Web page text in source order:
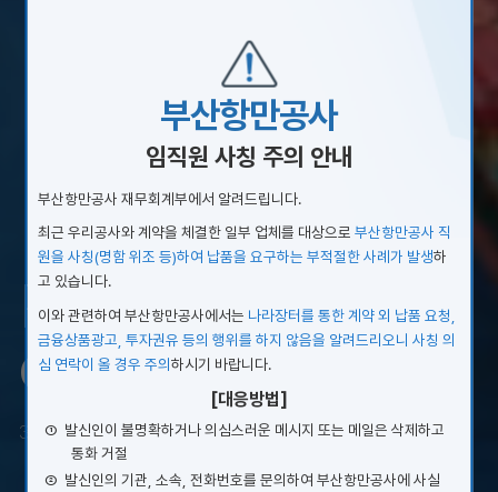
부산항만공사
임직원 사칭 주의 안내
부산항만공사 재무회계부에서 알려드립니다.
최근 우리공사와 계약을 체결한 일부 업체를 대상으로부산항만공사 직
원을 사칭(명함 위조 등)하여 납품을 요구하는 부적절한 사례가 발생하
고 있습니다.
이와 관련하여 부산항만공사에서는 나라장터를 통한 계약 외 납품 요청,
금융상품광고, 투자권유 등의 행위를 하지 않음을 알려드리오니 사칭 의
심 연락이 올 경우 주의하시기 바랍니다.
[대응방법]
① 발신인이 불명확하거나 의심스러운 메시지 또는 메일은 삭제하고
통화 거절
② 발신인의 기관, 소속, 전화번호를 문의하여 부산항만공사에 사실
Port with Full
of Spirits
365일 24시간 최고의 항만서비스를 제공합니다.